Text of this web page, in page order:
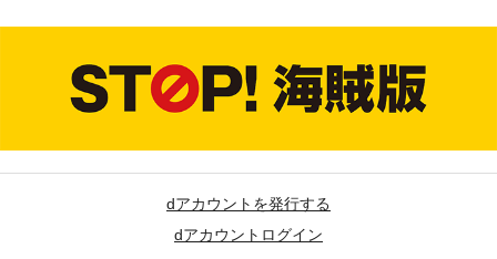
dアカウントを発行する
dアカウントログイン